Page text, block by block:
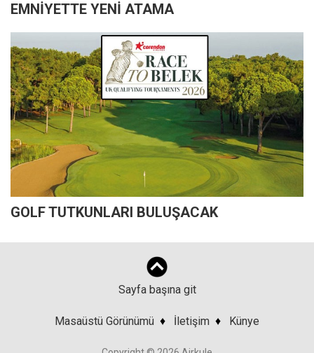
EMNİYETTE YENİ ATAMA
GOLF TUTKUNLARI BULUŞACAK
Sayfa başına git
Masaüstü Görünümü ♦ İletişim ♦ Künye